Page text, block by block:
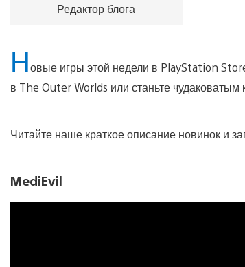
Редактор блога
Новые игры этой недели в PlayStation
в The Outer Worlds или станьте чудаковатым
Читайте наше краткое описание новинок и
MediEvil